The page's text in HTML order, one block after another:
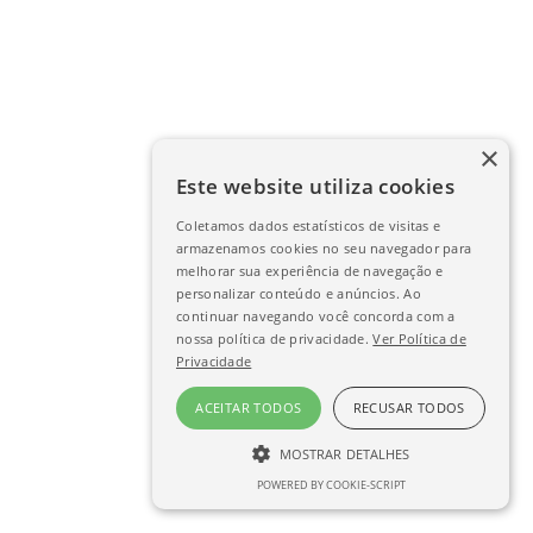
Este website utiliza cookies
Coletamos dados estatísticos de visitas e
armazenamos cookies no seu navegador para
melhorar sua experiência de navegação e
personalizar conteúdo e anúncios. Ao
continuar navegando você concorda com a
nossa política de privacidade.Ver Política de
Privacidade
ACEITAR TODOS RECUSAR TODOS
MOSTRAR DETALHES
ESTRITAMENTE NECESSÁRIO
POWERED BY COOKIE-SCRIPT
×